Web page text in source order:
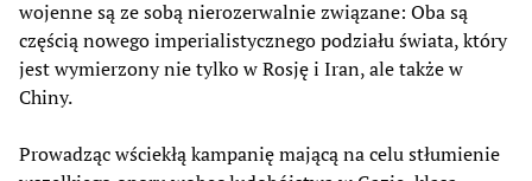
wojenne są ze sobą nierozerwalnie związane: Oba są
częścią nowego imperialistycznego podziału świata, który
jest wymierzony nie tylko w Rosję i Iran, ale także w
Chiny.
Prowadząc wściekłą kampanię mającą na celu stłumienie